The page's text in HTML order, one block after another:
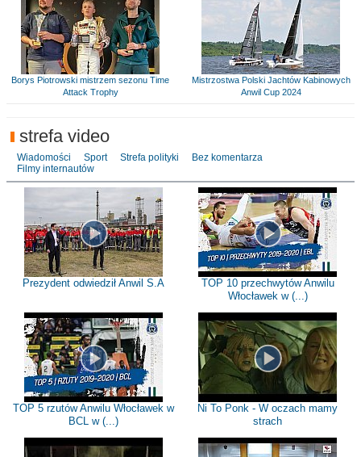
Borys Piotrowski mistrzem sezonu Time
Attack Trophy
Mistrzostwa Polski Jachtów Kabinowych
Anwil Cup 2024
strefa video
Wiadomości Sport Strefa polityki
Bez komentarza
Filmy internautów
Prezydent odwiedził Anwil S.A
TOP 10 przechwytów Anwilu
Włocławek w (...)
TOP 5 rzutów Anwilu Włocławek w
BCL w (...)
Ni To Ponk - W oczach mamy
strach